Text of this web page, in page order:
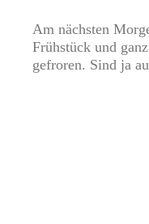
Am nächsten
Frühstück und
gefroren. Sind ja